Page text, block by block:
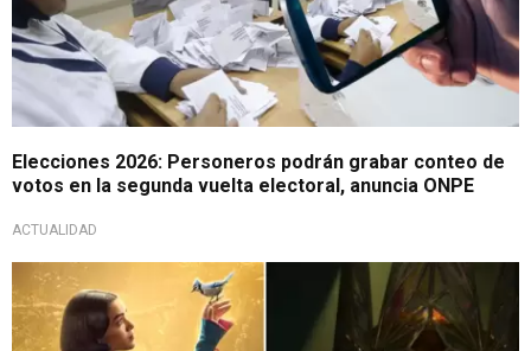
Elecciones 2026: Personeros podrán grabar conteo de
votos en la segunda vuelta electoral, anuncia ONPE
ACTUALIDAD
En convención de Disney